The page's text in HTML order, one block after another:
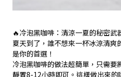
🔥冷泡黑咖啡：清涼一夏的秘密武
夏天到了，誰不想來一杯冰涼清
是你的首選！
冷泡黑咖啡的做法超簡單，只需要
靜置8-12小時即可。這樣做出來